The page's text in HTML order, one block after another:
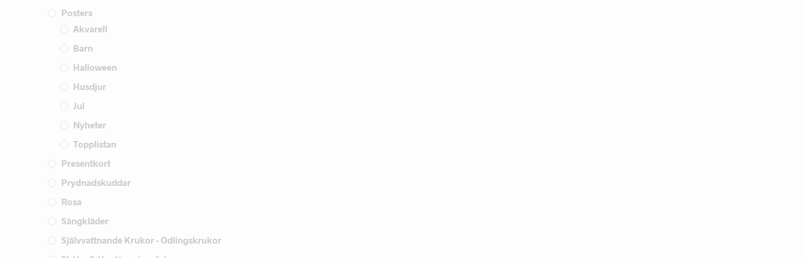
Posters
Akvarell
Barn
Halloween
Husdjur
Jul
Nyheter
Topplistan
Presentkort
Prydnadskuddar
Rosa
Sängkläder
Självvattnande Krukor - Odlingskrukor